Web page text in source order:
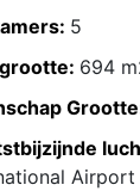
5
694
Airport